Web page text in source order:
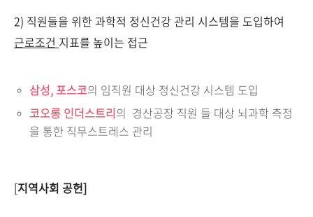
2) 직원들을 위한 과학적 정신건강 관리 시스템을 도입하여
근로조건 지표를 높이는 접근
삼성, 포스코의 임직원 대상 정신건강 시스템 도입
코오롱 인더스트리의 경산공장 직원 들 대상 뇌과학 측정
을 통한 직무스트레스 관리
[지역사회 공헌]